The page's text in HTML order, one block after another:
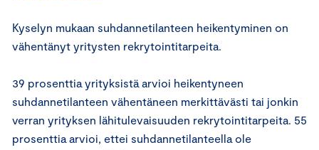
Kyselyn mukaan suhdannetilanteen heikentyminen on
vähentänyt yritysten rekrytointitarpeita.
39 prosenttia yrityksistä arvioi heikentyneen
suhdannetilanteen vähentäneen merkittävästi tai jonkin
verran yrityksen lähitulevaisuuden rekrytointitarpeita. 55
prosenttia arvioi, ettei suhdannetilanteella ole